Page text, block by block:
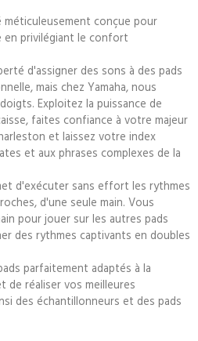
conçue pour
en privilégiant le confort
d'assigner des sons à des pads
mais chez Yamaha, nous
Exploitez la puissance de
faites confiance à votre majeur
et laissez votre index
et aux phrases complexes de la
d'exécuter sans effort les rythmes
d'une seule main. Vous
pour jouer sur les autres pads
des rythmes captivants en doubles
parfaitement adaptés à la
de réaliser vos meilleures
des échantillonneurs et des pads